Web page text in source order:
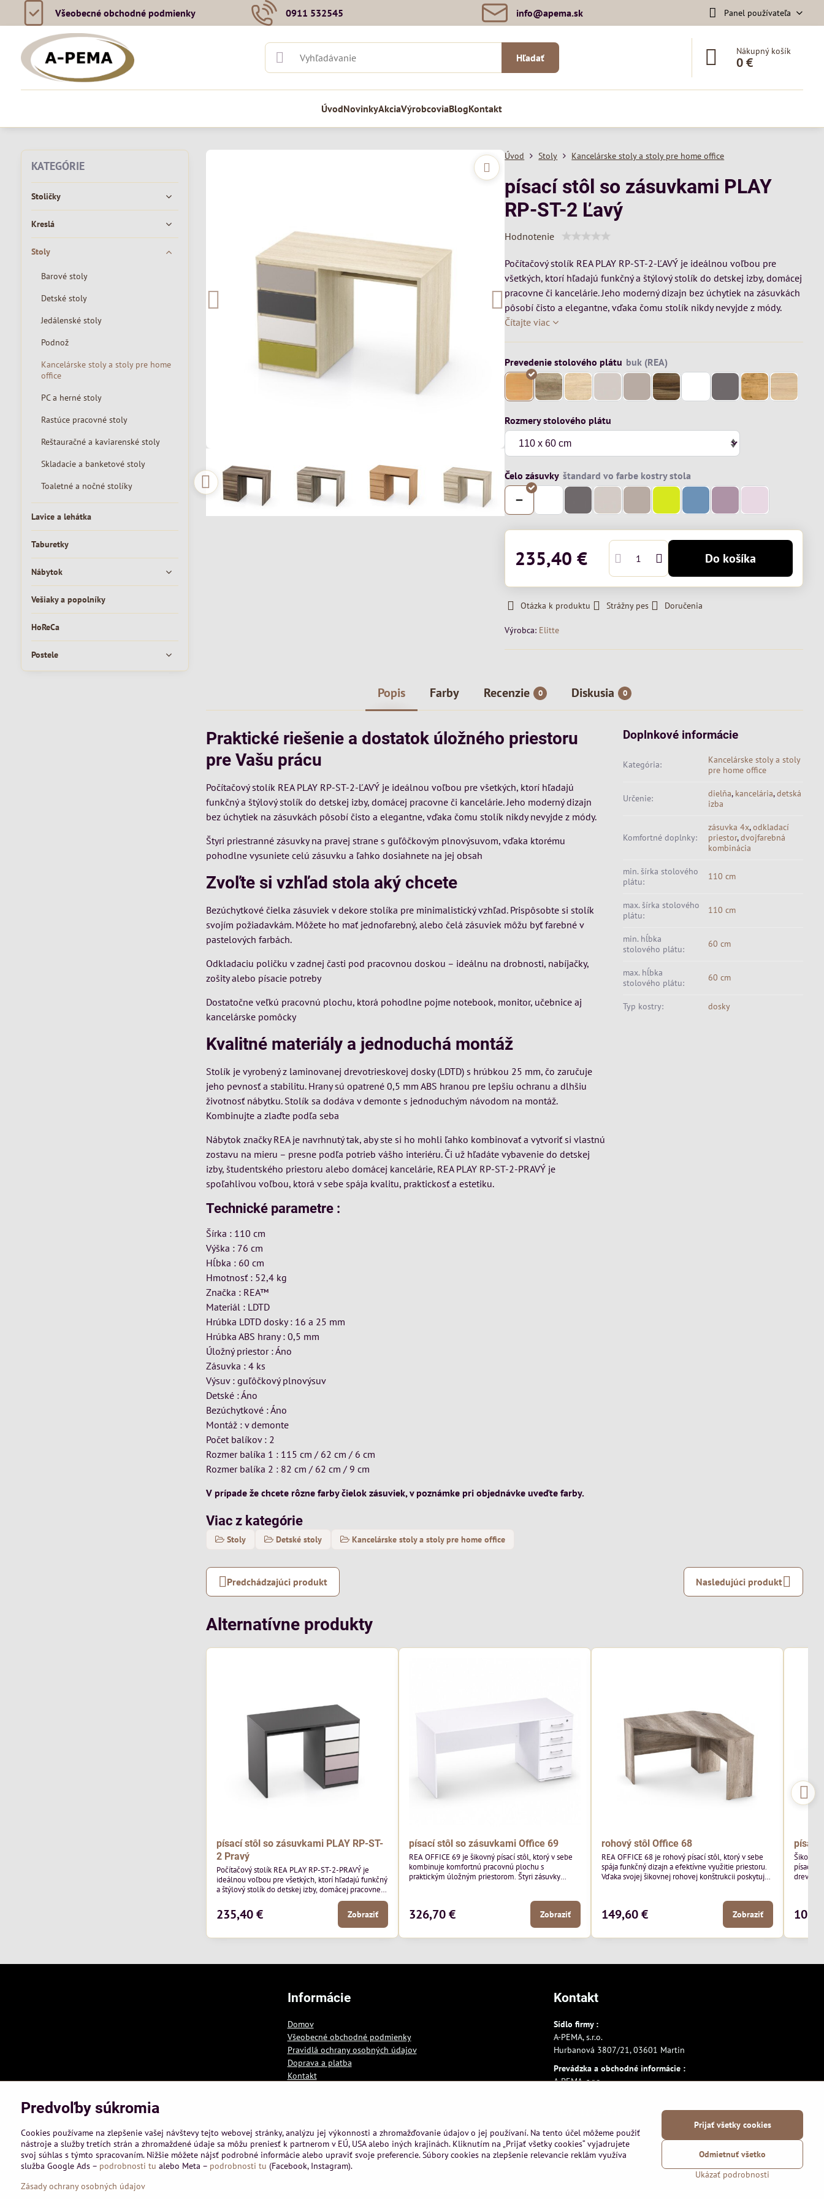
Všeobecné obchodné podmienky 0911 532545 info​@apema​.sk Panel používateľa
Hľadať
Nákupný košík
0 €
ÚvodNovinkyAkciaVýrobcoviaBlogKontakt
Úvod Stoly Kancelárske stoly a stoly pre home office
písací stôl so zásuvkami PLAY
RP-ST-2 Ľavý
Hodnotenie
Počítačový stolík REA PLAY RP-ST-2-ĽAVÝ je ideálnou voľbou pre
všetkých, ktorí hľadajú funkčný a štýlový stolík do detskej izby, domácej
pracovne či kancelárie. Jeho moderný dizajn bez úchytiek na zásuvkách
pôsobí čisto a elegantne, vďaka čomu stolík nikdy nevyjde z módy.
Čítajte viac
Prevedenie stolového plátu
Rozmery stolového plátu
Čelo zásuvky
235,40 € Do košíka
Otázka k produktu Strážny pes Doručenia
Výrobca: Elitte
Popis Farby Recenzie 0 Diskusia 0
Praktické riešenie a dostatok úložného priestoru
pre Vašu prácu
Počítačový stolík REA PLAY RP-ST-2-ĽAVÝ je ideálnou voľbou pre všetkých, ktorí hľadajú
funkčný a štýlový stolík do detskej izby, domácej pracovne či kancelárie. Jeho moderný dizajn
bez úchytiek na zásuvkách pôsobí čisto a elegantne, vďaka čomu stolík nikdy nevyjde z módy.
Štyri priestranné zásuvky na pravej strane s guľôčkovým plnovýsuvom, vďaka ktorému
pohodlne vysuniete celú zásuvku a ľahko dosiahnete na jej obsah
Zvoľte si vzhľad stola aký chcete
Bezúchytkové čielka zásuviek v dekore stolíka pre minimalistický vzhľad. Prispôsobte si stolík
svojím požiadavkám. Môžete ho mať jednofarebný, alebo čelá zásuviek môžu byť farebné v
pastelových farbách.
Odkladaciu poličku v zadnej časti pod pracovnou doskou – ideálnu na drobnosti, nabíjačky,
zošity alebo písacie potreby
Dostatočne veľkú pracovnú plochu, ktorá pohodlne pojme notebook, monitor, učebnice aj
kancelárske pomôcky
Kvalitné materiály a jednoduchá montáž
Stolík je vyrobený z laminovanej drevotrieskovej dosky (LDTD) s hrúbkou 25 mm, čo zaručuje
jeho pevnosť a stabilitu. Hrany sú opatrené 0,5 mm ABS hranou pre lepšiu ochranu a dlhšiu
životnosť nábytku. Stolík sa dodáva v demonte s jednoduchým návodom na montáž.
Kombinujte a zlaďte podľa seba
Nábytok značky REA je navrhnutý tak, aby ste si ho mohli ľahko kombinovať a vytvoriť si vlastnú
zostavu na mieru – presne podľa potrieb vášho interiéru. Či už hľadáte vybavenie do detskej
izby, študentského priestoru alebo domácej kancelárie, REA PLAY RP-ST-2-PRAVÝ je
spoľahlivou voľbou, ktorá v sebe spája kvalitu, praktickosť a estetiku.
Technické parametre :
Šírka : 110 cm
Výška : 76 cm
Hĺbka : 60 cm
Hmotnosť : 52,4 kg
Značka : REA™
Materiál : LDTD
Hrúbka LDTD dosky : 16 a 25 mm
Hrúbka ABS hrany : 0,5 mm
Úložný priestor : Áno
Zásuvka : 4 ks
Výsuv : guľôčkový plnovýsuv
Detské : Áno
Bezúchytkové : Áno
Montáž : v demonte
Počet balíkov : 2
Rozmer balíka 1 : 115 cm / 62 cm / 6 cm
Rozmer balíka 2 : 82 cm / 62 cm / 9 cm
V prípade že chcete rôzne farby čielok zásuviek, v poznámke pri objednávke uveďte farby.
Viac z kategórie
Stoly Detské stoly Kancelárske stoly a stoly pre home office
Doplnkové informácie
Kategória:
Kancelárske stoly a stoly
pre home office
Určenie: dielňa, kancelária,detská
izba
Komfortné doplnky:
zásuvka 4x,odkladací
priestor,dvojfarebná
kombinácia
min. šírka stolového
plátu:
110 cm
max. šírka stolového
plátu:
110 cm
min. hĺbka
stolového plátu:
60 cm
max. hĺbka
stolového plátu:
60 cm
Typ kostry: dosky
Predchádzajúci produkt Nasledujúci produkt
Alternatívne produkty
písací stôl so zásuvkami PLAY RP-ST-
2 Pravý
Počítačový stolík REA PLAY RP-ST-2-PRAVÝ je
ideálnou voľbou pre všetkých, ktorí hľadajú funkčný
a štýlový stolík do detskej izby, domácej pracovne či
kancelárie. Jeho moderný dizajn bez úchytiek na
zásuvkách pôsobí čisto a elegantne, vďaka čomu
stolík nikdy nevyjde z módy.
235,40 € Zobraziť
písací stôl so zásuvkami Office 69
REA OFFICE 69 je šikovný písací stôl, ktorý v sebe
kombinuje komfortnú pracovnú plochu s
praktickým úložným priestorom. Štyri zásuvky
zabezpečí, že vaše dôležité položky zostanú v
bezpečí.
326,70 € Zobraziť
rohový stôl Office 68
REA OFFICE 68 je rohový písací stôl, ktorý v sebe
spája funkčný dizajn a efektívne využitie priestoru.
Vďaka svojej šikovnej rohovej konštrukcii poskytuje
študentských izieb alebo menších kancelárií.
149,60 € Zobraziť
písací
Šikovný
písací
KATEGÓRIE
Stoličky
Kreslá
Stoly
Barové stoly
Detské stoly
Jedálenské stoly
Podnož
Kancelárske stoly a stoly pre home
office
PC a herné stoly
Rastúce pracovné stoly
Reštauračné a kaviarenské stoly
Skladacie a banketové stoly
Toaletné a nočné stolíky
Lavice a lehátka
Taburetky
Nábytok
Vešiaky a popolníky
HoReCa
Postele
Informácie
Domov
Všeobecné obchodné podmienky
Pravidlá ochrany osobných údajov
Doprava a platba
Kontakt
Kontakt
Sídlo firmy :
A-PEMA, s.r.o.
Hurbanová 3807/21, 03601 Martin
Prevádzka a obchodné informácie :
A-PEMA, s.r.o.
+421 903 807209
Predvoľby súkromia
Cookies používame na zlepšenie vašej návštevy tejto webovej stránky, analýzu jej výkonnosti a zhromažďovanie údajov o jej používaní. Na tento účel môžeme použiť
nástroje a služby tretích strán a zhromaždené údaje sa môžu preniesť k partnerom v EÚ, USA alebo iných krajinách. Kliknutím na „Prijať všetky cookies“ vyjadrujete
svoj súhlas s týmto spracovaním. Nižšie môžete nájsť podrobné informácie alebo upraviť svoje preferencie. Súbory cookies na zlepšenie relevancie reklám využíva
služba Google Ads – podrobnosti tu alebo Meta – podrobnosti tu (Facebook, Instagram).
Zásady ochrany osobných údajov
Ukázať podrobnosti
Prijať všetky cookies
Odmietnuť všetko